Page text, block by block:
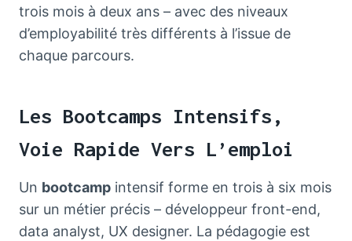
trois mois à deux ans – avec des niveaux
d’employabilité très différents à l’issue de
chaque parcours.
Les Bootcamps Intensifs,
Voie Rapide Vers L’emploi
Un bootcamp intensif forme en trois à six mois
sur un métier précis – développeur front-end,
data analyst, UX designer. La pédagogie est